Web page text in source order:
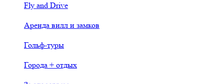
Fly and Drive
Аренда вилл и замков
Гольф-туры
Города + отдых